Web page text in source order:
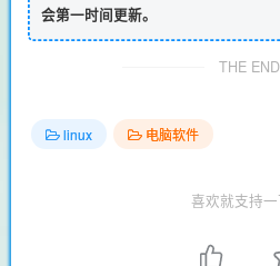
会第一时间更新。
THE END
linux 电脑软件
喜欢就支持